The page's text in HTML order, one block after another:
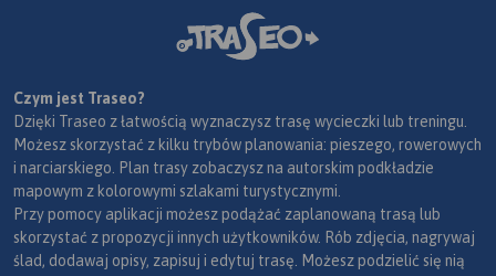
Czym jest Traseo?
Dzięki Traseo z łatwością wyznaczysz trasę wycieczki lub treningu.
Możesz skorzystać z kilku trybów planowania: pieszego, rowerowych
i narciarskiego. Plan trasy zobaczysz na autorskim podkładzie
mapowym z kolorowymi szlakami turystycznymi.
Przy pomocy aplikacji możesz podążać zaplanowaną trasą lub
skorzystać z propozycji innych użytkowników. Rób zdjęcia, nagrywaj
ślad, dodawaj opisy, zapisuj i edytuj trasę. Możesz podzielić się nią